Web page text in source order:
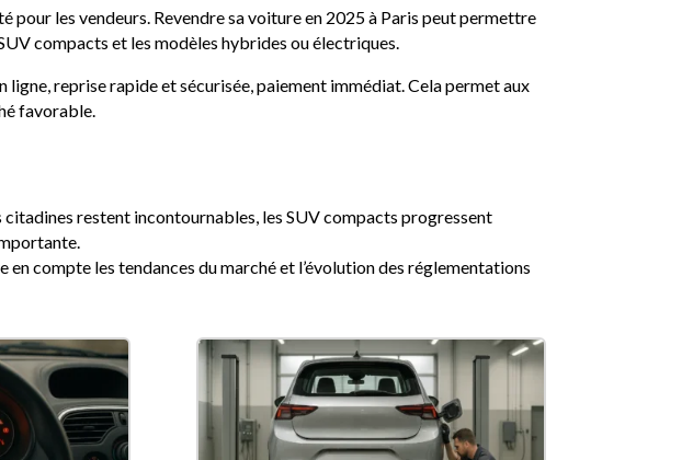
les vendeurs. Revendre sa voiture en 2025 à Paris peut permettre
compacts et les modèles hybrides ou électriques.
reprise rapide et sécurisée, paiement immédiat. Cela permet aux
favorable.
citadines restent incontournables, les SUV compacts progressent
compte les tendances du marché et l’évolution des réglementations